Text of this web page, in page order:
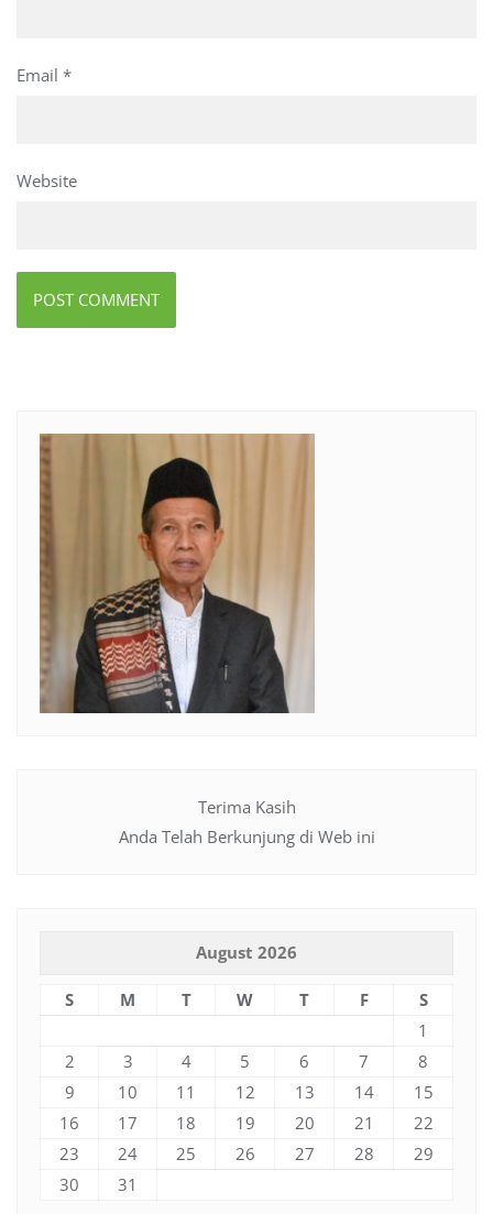
Email *
Website
Terima Kasih
Anda Telah Berkunjung di Web ini
August 2026
S M T W T F
S
1
2
3 4 5 6 7
8
9
10 11 12 13 14
15
16
17 18 19 20 21
22
23
24 25 26 27 28
29
30
31